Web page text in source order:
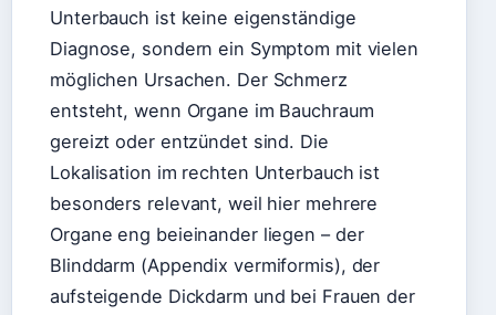
Unterbauch ist keine eigenständige
Diagnose, sondern ein Symptom mit vielen
möglichen Ursachen. Der Schmerz
entsteht, wenn Organe im Bauchraum
gereizt oder entzündet sind. Die
Lokalisation im rechten Unterbauch ist
besonders relevant, weil hier mehrere
Organe eng beieinander liegen – der
Blinddarm (Appendix vermiformis), der
aufsteigende Dickdarm und bei Frauen der